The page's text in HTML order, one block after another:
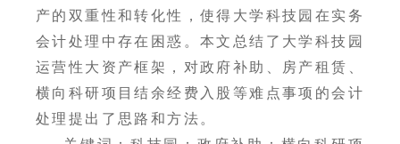
产的双重性和转化性，使得大学科技园在实务
会计处理中存在困惑。本文总结了大学科技园
运营性大资产框架，对政府补助、房产租赁、
横向科研项目结余经费入股等难点事项的会计
处理提出了思路和方法。